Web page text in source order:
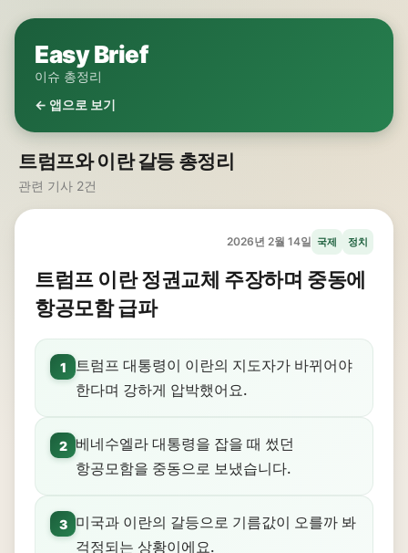
Easy Brief
이슈 총정리
← 앱으로 보기
트럼프와 이란 갈등 총정리
관련 기사 2건
2026년 2월 14일 국제 정치
트럼프 이란 정권교체 주장하며 중동에
항공모함 급파
1
트럼프 대통령이 이란의 지도자가 바뀌어야
한다며 강하게 압박했어요.
2
베네수엘라 대통령을 잡을 때 썼던
항공모함을 중동으로 보냈습니다.
3
미국과 이란의 갈등으로 기름값이 오를까 봐
걱정되는 상황이에요.